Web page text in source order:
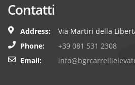
Contatti
Address:
Via Martiri della
Phone:
+39 081 531 2308
Email: